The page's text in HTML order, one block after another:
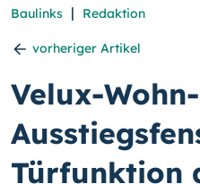
Baulinks | Redaktion
vorheriger Artikel
Velux-
Türfunktion